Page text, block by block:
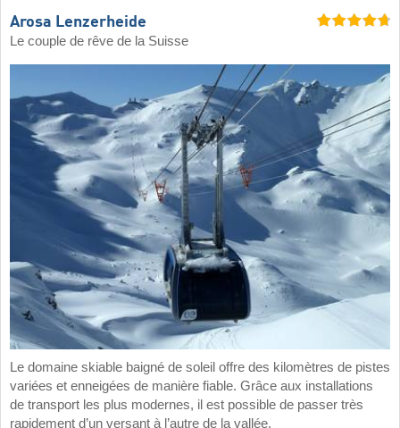
Arosa Lenzerheide
Le couple de rêve de la Suisse
Le domaine skiable baigné de soleil offre des kilomètres de pistes
variées et enneigées de manière fiable. Grâce aux installations
de transport les plus modernes, il est possible de passer très
rapidement d’un versant à l’autre de la vallée.